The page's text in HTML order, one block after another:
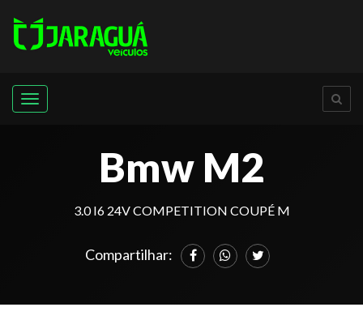
Menu
Bmw M2
3.0 I6 24V COMPETITION COUPÉ M
Compartilhar: